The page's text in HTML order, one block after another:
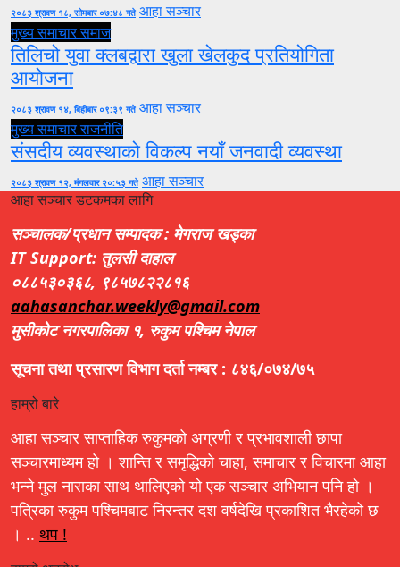
२०८३ श्रावण १८, सोमबार ०७:४८ गते आहा सञ्चार
मुख्य समाचारसमाज
तिलिचो युवा क्लबद्वारा खुला खेलकुद प्रतियोगिता
आयोजना
२०८३ श्रावण १४, बिहीबार ०९:३९ गते आहा सञ्चार
मुख्य समाचारराजनीति
संसदीय व्यवस्थाको विकल्प नयाँ जनवादी व्यवस्था
२०८३ श्रावण १२, मंगलवार २०:५३ गते आहा सञ्चार
आहा सञ्चार डटकमका लागि
सञ्चालक/प्रधान सम्पादक : मेगराज खड्का
IT Support: तुलसी दाहाल
०८८५३०३६८, ९८५७८२२८१६
aahasanchar.weekly@gmail.com
मुसीकोट नगरपालिका १, रुकुम पश्चिम नेपाल
सूचना तथा प्रसारण विभाग दर्ता नम्बर : ८४६/०७४/७५
हाम्रो बारे
आहा सञ्चार साप्ताहिक रुकुमको अग्रणी र प्रभावशाली छापा
सञ्चारमाध्यम हो । शान्ति र समृद्धिको चाहा, समाचार र विचारमा आहा
भन्ने मुल नाराका साथ थालिएको यो एक सञ्चार अभियान पनि हो ।
पत्रिका रुकुम पश्चिमबाट निरन्तर दश वर्षदेखि प्रकाशित भैरहेको छ
। .. थप !